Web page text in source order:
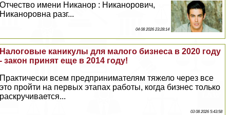
Отчество имени Никанор : Никанорович,
Никаноровна разг...
04 08 2026 23:28:14
Налоговые каникулы для малого бизнеса в 2020 году
- закон принят еще в 2014 году!
Пpaктически всем предпринимателям тяжело через все
это пройти на первых этапах работы, когда бизнес только
раскручивается...
03 08 2026 5:43:58